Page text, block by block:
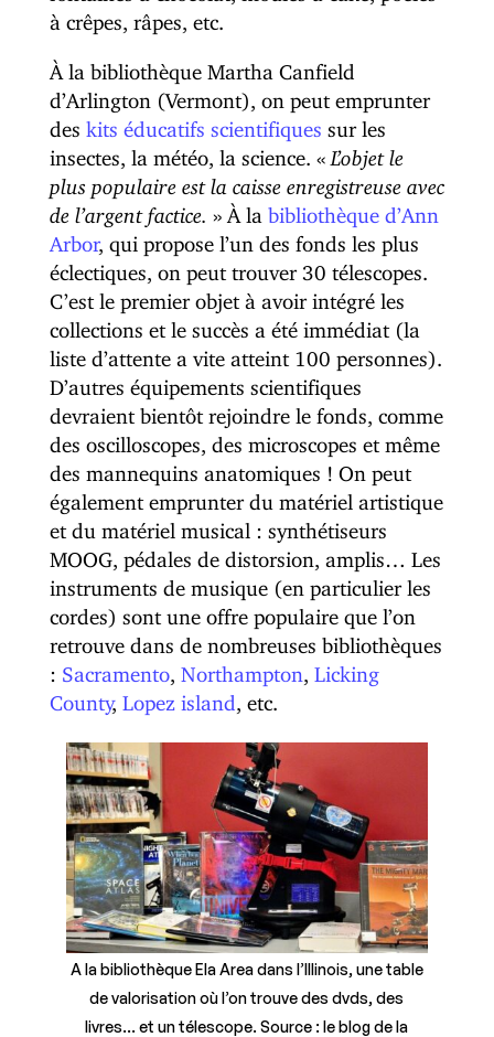
à crêpes, râpes, etc.
À la bibliothèque Martha Canfield
d’Arlington (Vermont), on peut emprunter
des kits éducatifs scientifiques sur les
insectes, la météo, la science. « L’objet le
plus populaire est la caisse enregistreuse avec
de l’argent factice.
» À la bibliothèque d’Ann
Arbor, qui propose l’un des fonds les plus
éclectiques, on peut trouver 30 télescopes.
C’est le premier objet à avoir intégré les
collections et le succès a été immédiat (la
liste d’attente a vite atteint 100 personnes).
D’autres équipements scientifiques
devraient bientôt rejoindre le fonds, comme
des oscilloscopes, des microscopes et même
des mannequins anatomiques ! On peut
également emprunter du matériel artistique
et du matériel musical : synthétiseurs
MOOG, pédales de distorsion, amplis… Les
instruments de musique (en particulier les
cordes) sont une offre populaire que l’on
retrouve dans de nombreuses bibliothèques
: Sacramento Northampton
Licking
County, Lopez island , etc.
A la bibliothèque Ela Area dans l’Illinois, une table
de valorisation où l’on trouve des dvds, des
livres… et un télescope. Source : le blog de la